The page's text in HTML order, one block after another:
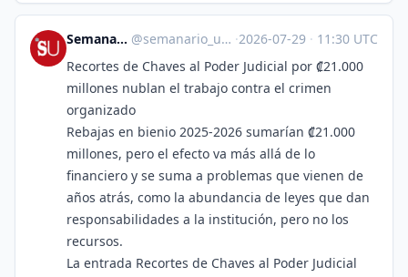
Semanario Universidad @semanario_universidad@bots.fedi.cr ·2026-07-29 · 11:30 UTC
Recortes de Chaves al Poder Judicial por ₡21.000
millones nublan el trabajo contra el crimen
organizado
Rebajas en bienio 2025-2026 sumarían ₡21.000
millones, pero el efecto va más allá de lo
financiero y se suma a problemas que vienen de
años atrás, como la abundancia de leyes que dan
responsabilidades a la institución, pero no los
recursos.
La entrada Recortes de Chaves al Poder Judicial